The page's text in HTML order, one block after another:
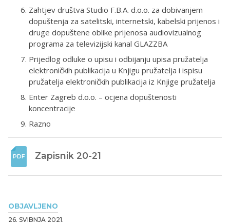
OBJAVLJENO
26. SVIBNJA 2021.
Zahtjev društva Studio F.B.A. d.o.o. za dobivanjem
dopuštenja za satelitski, internetski, kabelski prijenos i
druge dopuštene oblike prijenosa audiovizualnog
programa za televizijski kanal GLAZZBA
Prijedlog odluke o upisu i odbijanju upisa pružatelja
elektroničkih publikacija u Knjigu pružatelja i ispisu
pružatelja elektroničkih publikacija iz Knjige pružatelja
Enter Zagreb d.o.o. – ocjena dopuštenosti
koncentracije
Razno
Zapisnik 20-21